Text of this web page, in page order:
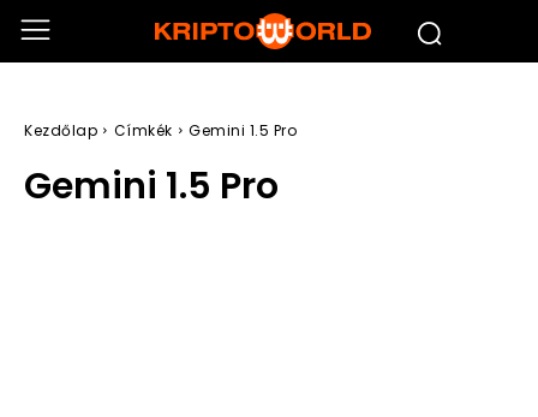
Kezdőlap Címkék Gemini 1.5 Pro
Gemini 1.5 Pro